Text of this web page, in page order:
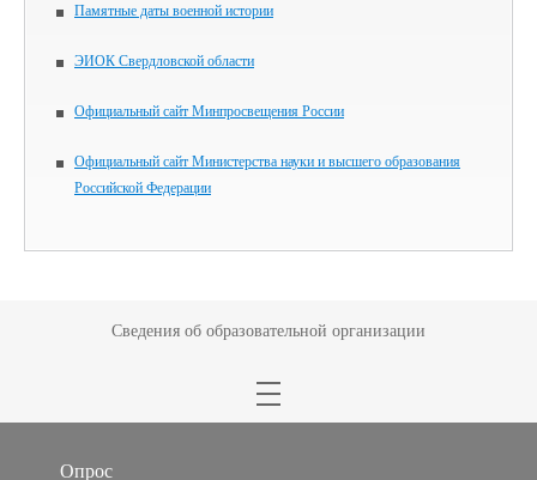
Памятные даты военной истории
ЭИОК Свердловской области
Официальный сайт Минпросвещения России
Официальный сайт Министерства науки и высшего образования
Российской Федерации
Сведения об образовательной организации
Опрос